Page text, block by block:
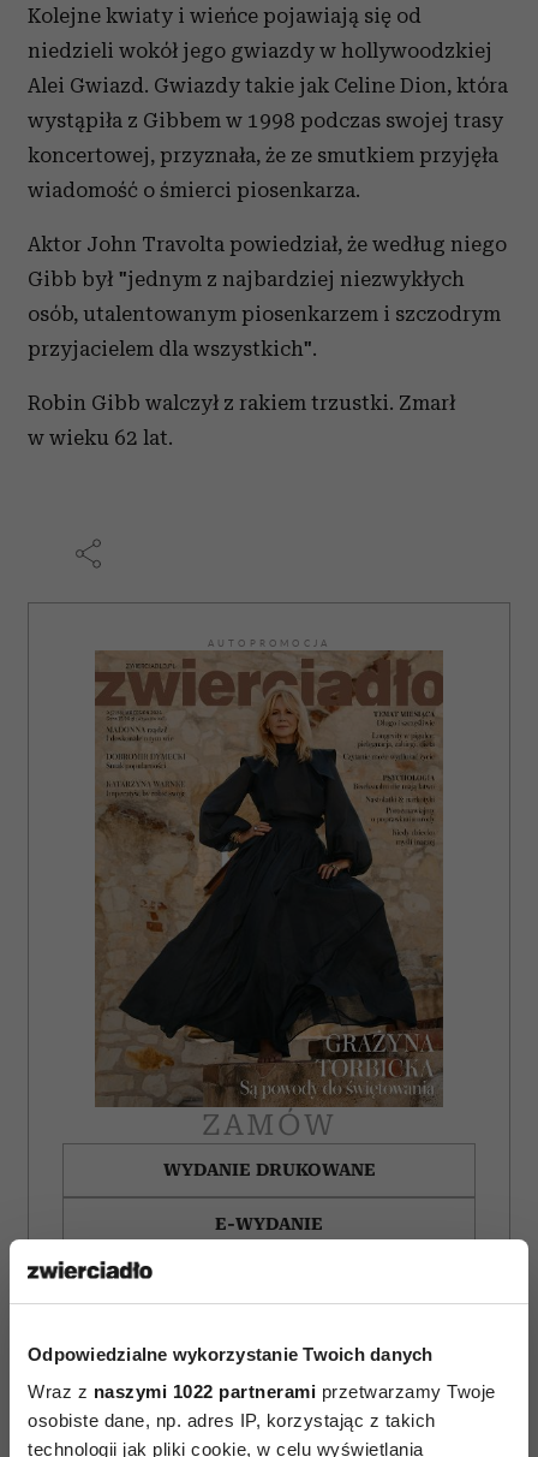
Odpowiedzialne wykorzystanie Twoich danych
Wraz z naszymi 1022 partnerami przetwarzamy Twoje
osobiste dane, np. adres IP, korzystając z takich
technologii jak pliki cookie, w celu wyświetlania
Kolejne kwiaty i wieńce pojawiają się od
niedzieli wokół jego gwiazdy w hollywoodzkiej
Alei Gwiazd. Gwiazdy takie jak Celine Dion, która
wystąpiła z Gibbem w 1998 podczas swojej trasy
koncertowej, przyznała, że ze smutkiem przyjęła
wiadomość o śmierci piosenkarza.
Aktor John Travolta powiedział, że według niego
Gibb był "jednym z najbardziej niezwykłych
osób, utalentowanym piosenkarzem i szczodrym
przyjacielem dla wszystkich".
Robin Gibb walczył z rakiem trzustki. Zmarł
w wieku 62 lat.
AUTOPROMOCJA
ZAMÓW
WYDANIE DRUKOWANE
E-WYDANIE